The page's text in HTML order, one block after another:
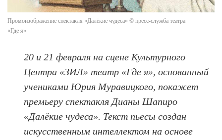
Промоизображение спектакля «Далёкие чудеса» © пресс-служба театра
«Где я»
20 и 21 февраля на сцене Культурного
Центра «ЗИЛ» театр «Где я», основанный
учениками Юрия Муравицкого, покажет
премьеру спектакля Дианы Шапиро
«Далёкие чудеса». Текст пьесы создан
искусственным интеллектом на основе